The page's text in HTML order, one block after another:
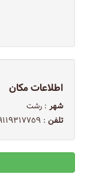
اطلاعات مکان
شهر : رشت
تلفن : ٠٩١١٩٣١٧٧٥٩